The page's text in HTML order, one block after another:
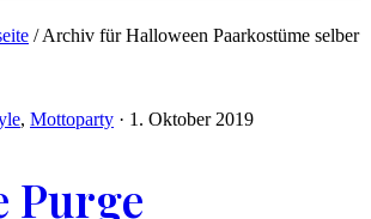
/Archiv für Halloween Paarkostüme selber
, Mottoparty · 1. Oktober 2019
Purge